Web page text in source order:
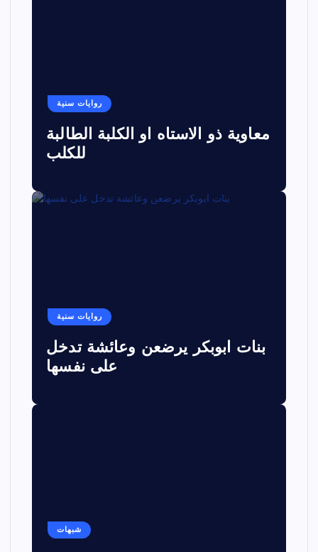
روايات سنية
معاوية ذو الاستاه او الكلبة الطالبة
للكلب
روايات سنية
بنات ابوبكر يرضعن وعائشة تدخل
على نفسها
شبهات